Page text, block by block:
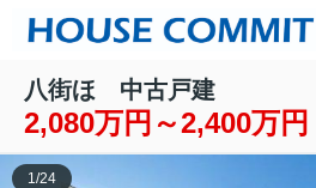
八街ほ 中古戸建
2,080万円～2,400万円
1/24